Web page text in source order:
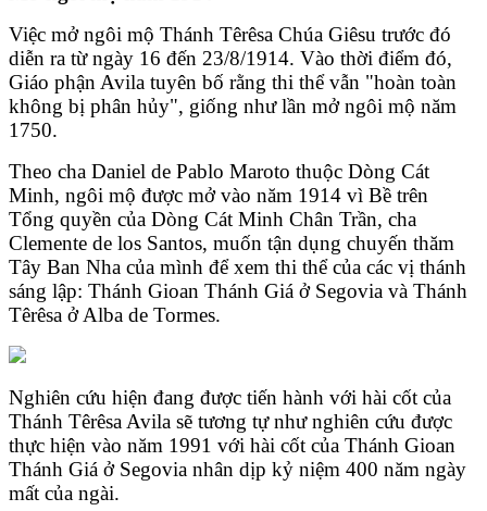
Việc mở ngôi mộ Thánh Têrêsa Chúa Giêsu trước đó
diễn ra từ ngày 16 đến 23/8/1914. Vào thời điểm đó,
Giáo phận Avila tuyên bố rằng thi thể vẫn "hoàn toàn
không bị phân hủy", giống như lần mở ngôi mộ năm
1750.
Theo cha Daniel de Pablo Maroto thuộc Dòng Cát
Minh, ngôi mộ được mở vào năm 1914 vì Bề trên
Tổng quyền của Dòng Cát Minh Chân Trần, cha
Clemente de los Santos, muốn tận dụng chuyến thăm
Tây Ban Nha của mình để xem thi thể của các vị thánh
sáng lập: Thánh Gioan Thánh Giá ở Segovia và Thánh
Têrêsa ở Alba de Tormes.
Nghiên cứu hiện đang được tiến hành với hài cốt của
Thánh Têrêsa Avila sẽ tương tự như nghiên cứu được
thực hiện vào năm 1991 với hài cốt của Thánh Gioan
Thánh Giá ở Segovia nhân dịp kỷ niệm 400 năm ngày
mất của ngài.